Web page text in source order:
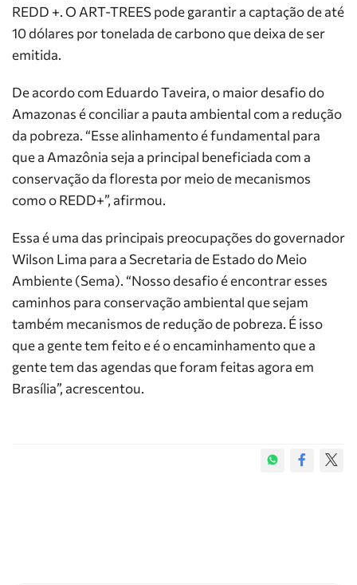
REDD +. O ART-TREES pode garantir a captação de até
10 dólares por tonelada de carbono que deixa de ser
emitida.
De acordo com Eduardo Taveira, o maior desafio do
Amazonas é conciliar a pauta ambiental com a redução
da pobreza. “Esse alinhamento é fundamental para
que a Amazônia seja a principal beneficiada com a
conservação da floresta por meio de mecanismos
como o REDD+”, afirmou.
Essa é uma das principais preocupações do governador
Wilson Lima para a Secretaria de Estado do Meio
Ambiente (Sema). “Nosso desafio é encontrar esses
caminhos para conservação ambiental que sejam
também mecanismos de redução de pobreza. É isso
que a gente tem feito e é o encaminhamento que a
gente tem das agendas que foram feitas agora em
Brasília”, acrescentou.